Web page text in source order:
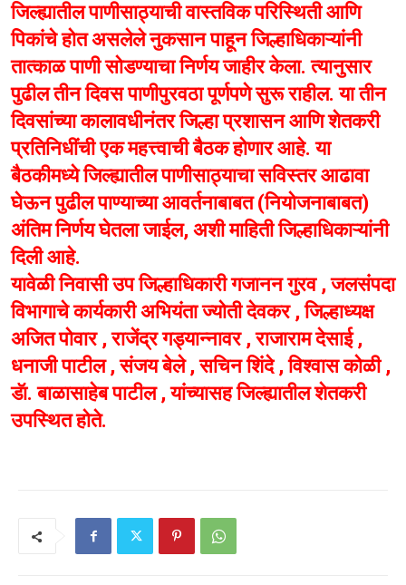
जिल्ह्यातील पाणीसाठ्याची वास्तविक परिस्थिती आणि
पिकांचे होत असलेले नुकसान पाहून जिल्हाधिकाऱ्यांनी
तात्काळ पाणी सोडण्याचा निर्णय जाहीर केला. त्यानुसार
पुढील तीन दिवस पाणीपुरवठा पूर्णपणे सुरू राहील. या तीन
दिवसांच्या कालावधीनंतर जिल्हा प्रशासन आणि शेतकरी
प्रतिनिधींची एक महत्त्वाची बैठक होणार आहे. या
बैठकीमध्ये जिल्ह्यातील पाणीसाठ्याचा सविस्तर आढावा
घेऊन पुढील पाण्याच्या आवर्तनाबाबत (नियोजनाबाबत)
अंतिम निर्णय घेतला जाईल, अशी माहिती जिल्हाधिकाऱ्यांनी
दिली आहे.
यावेळी निवासी उप जिल्हाधिकारी गजानन गुरव , जलसंपदा
विभागाचे कार्यकारी अभियंता ज्योती देवकर , जिल्हाध्यक्ष
अजित पोवार , राजेंद्र गड्यान्नावर , राजाराम देसाई ,
धनाजी पाटील , संजय बेले , सचिन शिंदे , विश्वास कोळी ,
डॅा. बाळासाहेब पाटील , यांच्यासह जिल्ह्यातील शेतकरी
उपस्थित होते.